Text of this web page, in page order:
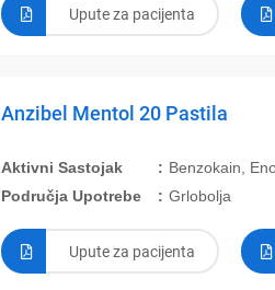
Upute za pacijenta
Anzibel Mentol 20 Pastila
Aktivni Sastojak
Benzokain,
Područja Upotrebe
Grlobolja
Upute za pacijenta